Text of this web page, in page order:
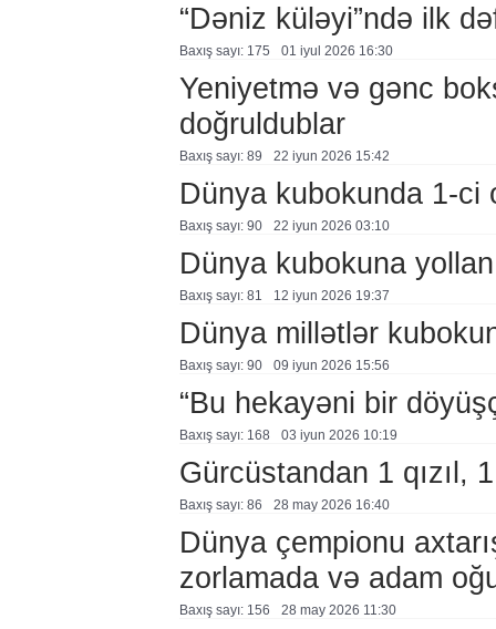
“Dəniz küləyi”ndə ilk
Baxış sayı: 175 01 i̇yul 2026 16:30
Yeniyetmə və gənc
doğruldublar
Baxış sayı: 89 22 i̇yun 2026 15:42
Dünya kubokunda 1-ci
Baxış sayı: 90 22 i̇yun 2026 03:10
Dünya kubokuna
Baxış sayı: 81 12 i̇yun 2026 19:37
Dünya millətlər
Baxış sayı: 90 09 i̇yun 2026 15:56
“Bu hekayəni bir
Baxış sayı: 168 03 i̇yun 2026 10:19
Gürcüstandan 1 qızıl,
Baxış sayı: 86 28 may 2026 16:40
Dünya çempionu
zorlamada və adam
Baxış sayı: 156 28 may 2026 11:30